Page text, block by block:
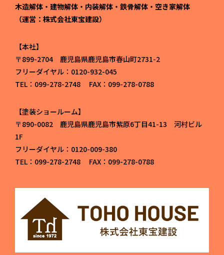
木造解体・建物解体・内装解体・鉄骨解体・空き家解体
（運営：株式会社東宝建設）
本社
〒899-2704 鹿児島県鹿児島市春山町2731-2
フリーダイヤル：0120-932-045
TEL：099-278-2748 FAX：099-278-0788
塗装ショールーム
〒890-0082 鹿児島県鹿児島市紫原6丁目41-13 河村ビル
1F
フリーダイヤル：0120-009-380
TEL：099-278-2748 FAX：099-278-0788